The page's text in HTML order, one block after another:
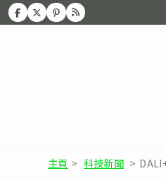
主頁 > 科技新聞 >